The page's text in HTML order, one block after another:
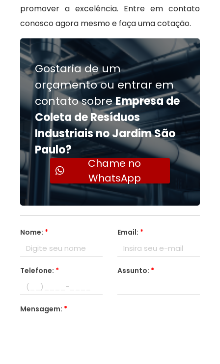
promover a excelência. Entre em contato
conosco agora mesmo e faça uma cotação.
Gostaria de um
orçamento ou entrar em
contato sobreEmpresa de
Coleta de Resíduos
Industriais no Jardim São
Paulo?
Chame no
WhatsApp
Nome: * Email: *
Telefone: * Assunto: *
Mensagem: *